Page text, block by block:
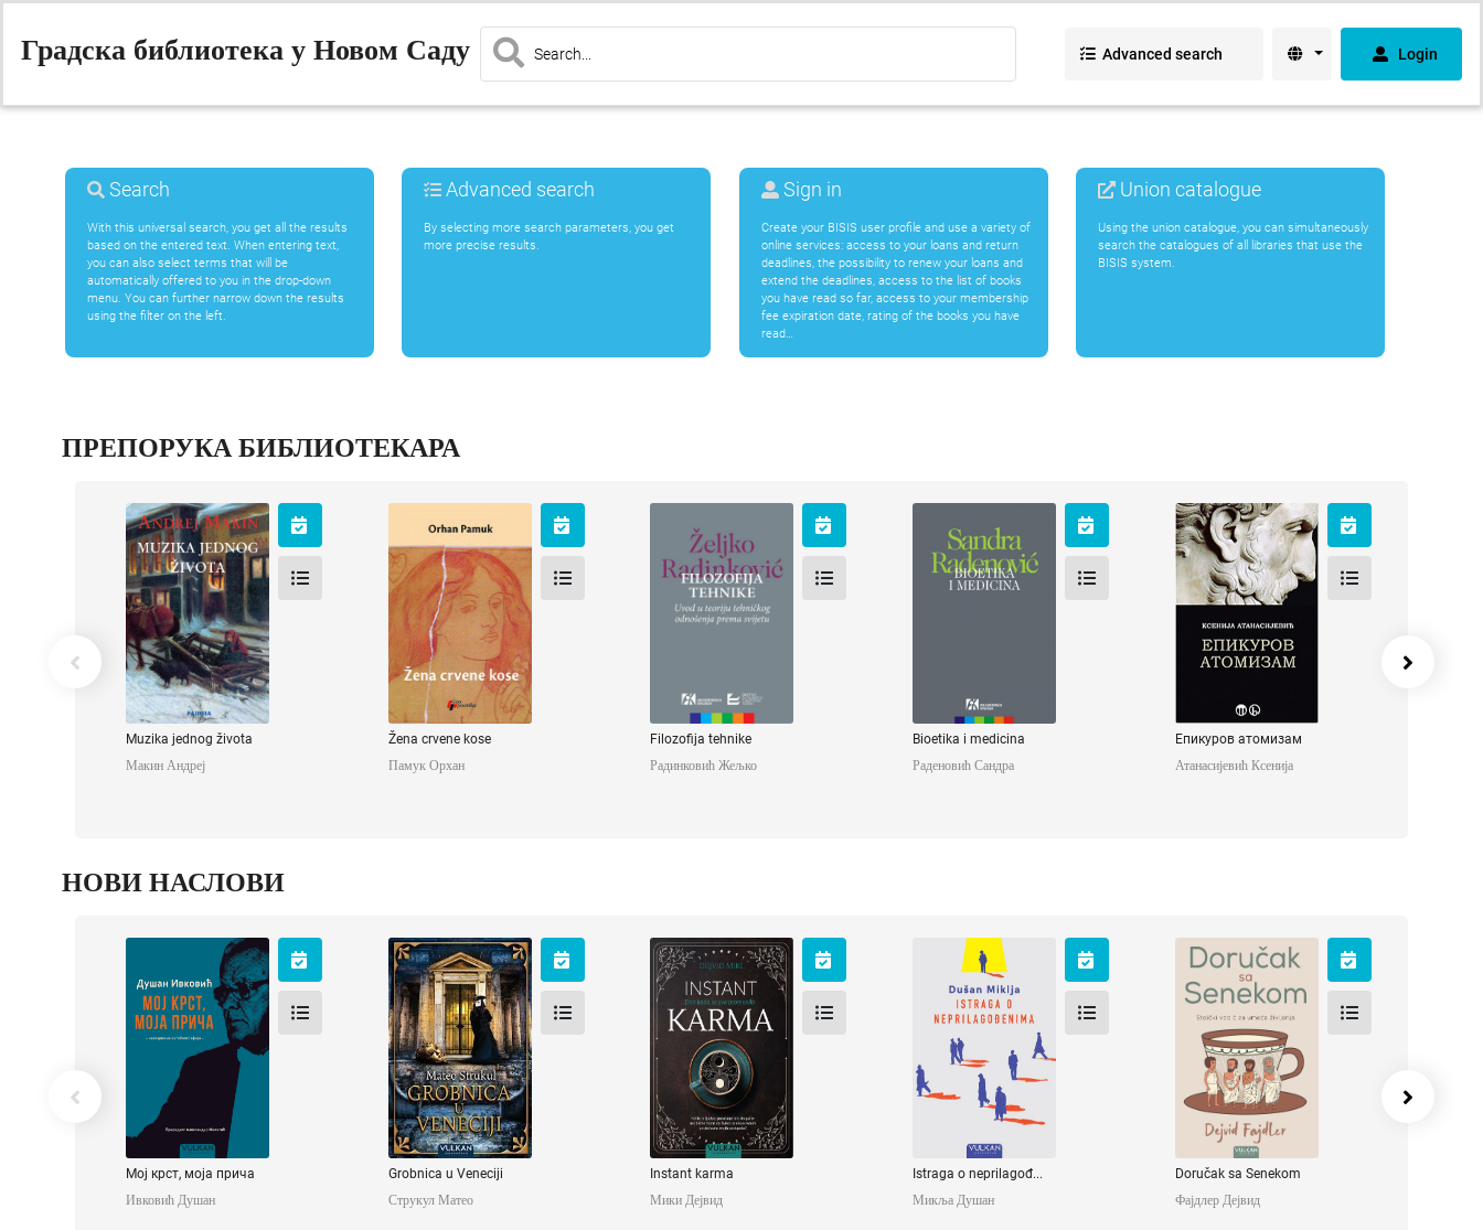
Градска библиотека у Новом Саду Advanced search Login
Search
With this universal search, you get all the results
based on the entered text. When entering text,
you can also select terms that will be
automatically offered to you in the drop-down
menu. You can further narrow down the results
using the filter on the left.
Advanced search
By selecting more search parameters, you get
more precise results.
Sign in
Create your BISIS user profile and use a variety of
online services: access to your loans and return
deadlines, the possibility to renew your loans and
extend the deadlines, access to the list of books
you have read so far, access to your membership
fee expiration date, rating of the books you have
read…
Union catalogue
Using the union catalogue, you can simultaneously
search the catalogues of all libraries that use the
BISIS system.
ПРЕПОРУКА БИБЛИОТЕКАРА
Muzika jednog
života
Макин Андреј
Muzika jednog života
Макин Андреј
Žena crvene kose
Памук Орхан
Žena crvene kose
Памук Орхан
Filozofija tehnike
Радинковић Жељко
Filozofija tehnike
Радинковић Жељко
Bioetika i medicina
Раденовић Сандра
Bioetika i medicina
Раденовић Сандра
Епикуров
атомизам
Атанасијевић
Ксенија
Епикуров атомизам
Атанасијевић Ксенија
НОВИ НАСЛОВИ
Мој крст, моја
прича
Ивковић Душан
Мој крст, моја прича
Ивковић Душан
Grobnica u Veneciji
Струкул Матео
Grobnica u Veneciji
Струкул Матео
Instant karma
Мики Дејвид
Instant karma
Мики Дејвид
Istraga o
neprilagođenima
Микља Душан
Istraga o neprilagođ...
Микља Душан
Doručak sa
Senekom
Фајдлер Дејвид
Doručak sa Senekom
Фајдлер Дејвид